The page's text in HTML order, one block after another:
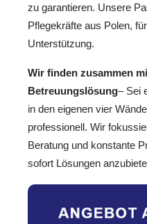
zu garantieren. Unsere
Pflegekräfte aus Polen,
Unterstützung.
Wir finden zusammen
Betreuungslösung– Sei
in den eigenen vier
professionell. Wir
Beratung und konstante
sofort Lösungen